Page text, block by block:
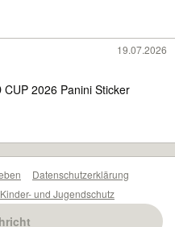
19.07.2026
CUP 2026 Panini Sticker
Datenschutzerklärung
Kinder- und Jugendschutz